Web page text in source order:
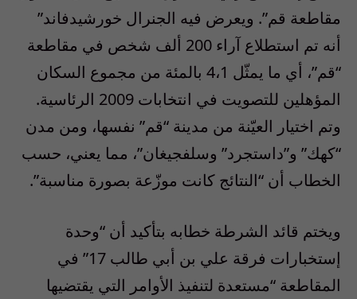
مقاطعة قم”. ويعرض فيه الجنرال خورشيدفاند”
أنه تم استطلاع آراء 200 ألف شخص في مقاطعة
“قم”، أي ما يمثّل 4،1 بالمئة من مجموع السكان
المؤهلين للتصويت في انتخابات 2009 الرئاسية.
وتم اختيار العيّنة من مدينة “قم” نفسها، ومن مدن
“كهك” و”داستجرد” وسلفجيغان”، مما يعني، حسب
الخطاب أن “النتائج كانت موزّعة بصورة مناسبة”.
ويختم قائد الشرطة خطابه بتأكيد أن “وحدة
إستخبارات فرقة علي بن أبي طالب 17” في
المقاطعة “مستعدة لتنفيذ الأوامر التي يقتضيها